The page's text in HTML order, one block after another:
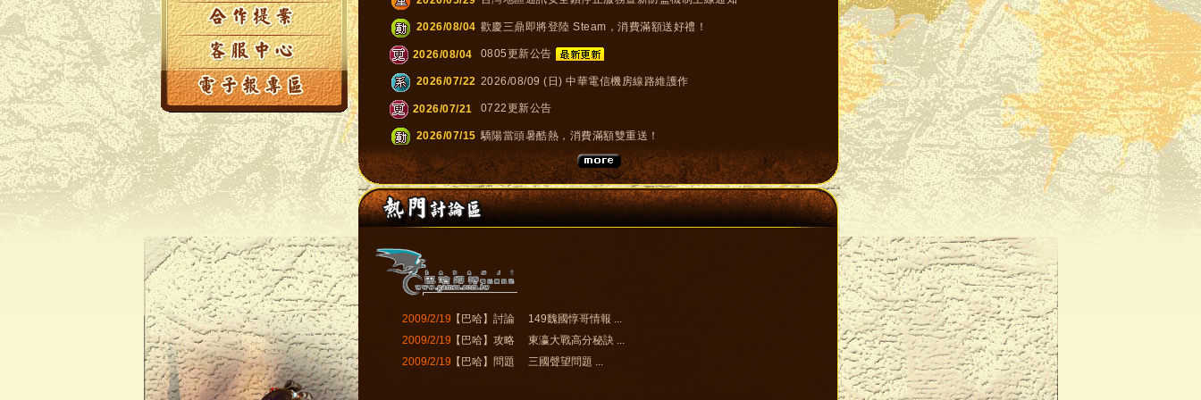
2009/2/19 【巴哈】討論
149魏國惇哥情報 ...
2009/2/19 【巴哈】攻略
東瀛大戰高分秘訣 ...
2009/2/19 【巴哈】問題 三國聲望問題 ...